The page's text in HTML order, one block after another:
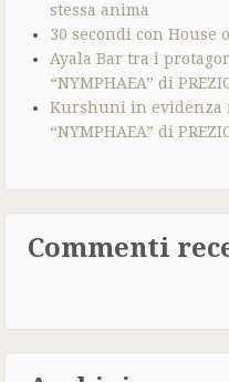
stessa anima
30 secondi con House
Ayala Bar tra i
“NYMPHAEA” di
Kurshuni in evidenza
“NYMPHAEA” di
Commenti